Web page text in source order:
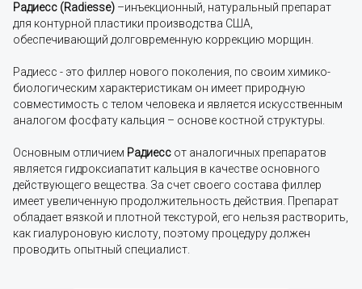
Радиесс (Radiesse) –инъекционный, натуральный препарат
для контурной пластики производства США,
обеспечивающий долговременную коррекцию морщин.
Радиесс - это филлер нового поколения, по своим химико-
биологическим характеристикам он имеет природную
совместимость с телом человека и является искусственным
аналогом фосфату кальция – основе костной структуры.
Основным отличием Радиесс от аналогичных препаратов
является гидроксиапатит кальция в качестве основного
действующего вещества. За счет своего состава филлер
имеет увеличенную продолжительность действия. Препарат
обладает вязкой и плотной текстурой, его нельзя растворить,
как гиалуроновую кислоту, поэтому процедуру должен
проводить опытный специалист.